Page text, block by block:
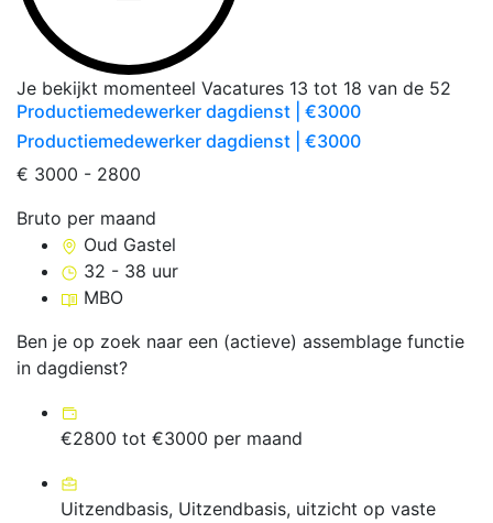
Je bekijkt momenteel Vacatures 13 tot 18 van de 52
Productiemedewerker dagdienst | €3000
Productiemedewerker dagdienst | €3000
€ 3000 - 2800
Bruto per maand
Oud Gastel
32 - 38 uur
MBO
Ben je op zoek naar een (actieve) assemblage functie
in dagdienst?
€2800 tot €3000 per maand
Uitzendbasis, Uitzendbasis, uitzicht op vaste